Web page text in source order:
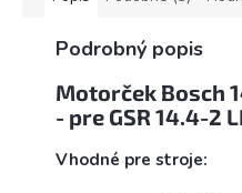
Podrobný popis
Motorček Bosch
- pre GSR 14.4-2
Vhodné pre stroje: